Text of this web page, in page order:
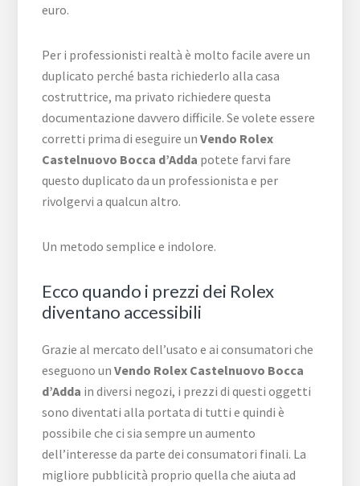
euro.
Per i professionisti realtà è molto facile avere un
duplicato perché basta richiederlo alla casa
costruttrice, ma privato richiedere questa
documentazione davvero difficile. Se volete essere
corretti prima di eseguire unVendo Rolex
Castelnuovo Bocca d’Adda potete farvi fare
questo duplicato da un professionista e per
rivolgervi a qualcun altro.
Un metodo semplice e indolore.
Ecco quando i prezzi dei Rolex
diventano accessibili
Grazie al mercato dell’usato e ai consumatori che
eseguono unVendo Rolex Castelnuovo Bocca
d’Adda in diversi negozi, i prezzi di questi oggetti
sono diventati alla portata di tutti e quindi è
possibile che ci sia sempre un aumento
dell’interesse da parte dei consumatori finali. La
migliore pubblicità proprio quella che aiuta ad